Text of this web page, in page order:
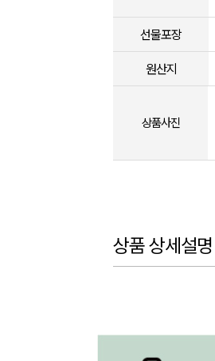
선물포장
원산지
상품사진
상품 상세설명